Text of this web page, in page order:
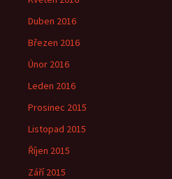
Duben 2016
Březen 2016
Únor 2016
Leden 2016
Prosinec 2015
Listopad 2015
Říjen 2015
Září 2015